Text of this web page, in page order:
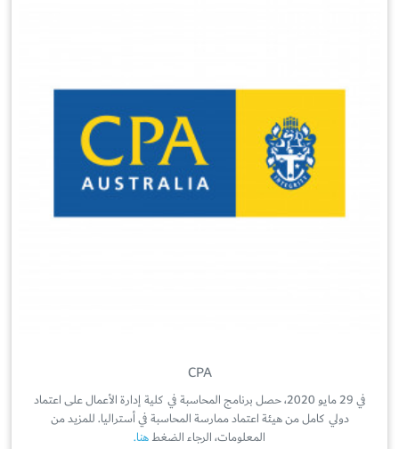
CPA
في 29 مايو 2020، حصل برنامج المحاسبة في كلية إدارة الأعمال على اعتماد
دولي كامل من هيئة اعتماد ممارسة المحاسبة في أستراليا. للمزيد من
المعلومات، الرجاء الضغطهنا.